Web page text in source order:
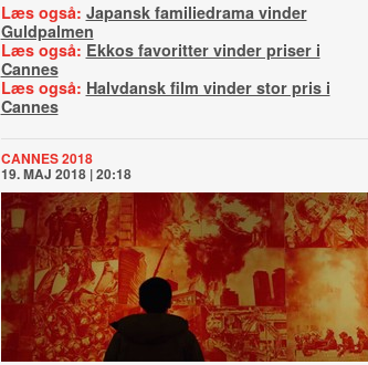
Læs også: Japansk familiedrama vinder
Guldpalmen
Læs også: Ekkos favoritter vinder priser i
Cannes
Læs også: Halvdansk film vinder stor pris i
Cannes
CANNES 2018
19. MAJ 2018 | 20:18